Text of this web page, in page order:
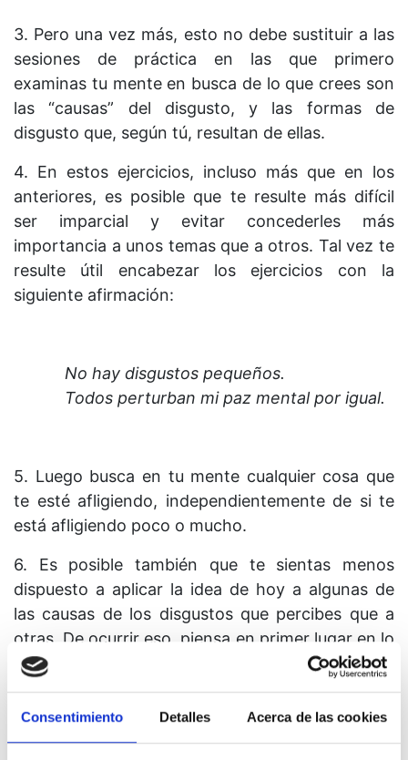
Consentimiento Detalles Acerca de las cookies
3. Pero una vez más, esto no debe sustituir a las
sesiones de práctica en las que primero
examinas tu mente en busca de lo que crees son
las “causas” del disgusto, y las formas de
disgusto que, según tú, resultan de ellas.
4. En estos ejercicios, incluso más que en los
anteriores, es posible que te resulte más difícil
ser imparcial y evitar concederles más
importancia a unos temas que a otros. Tal vez te
resulte útil encabezar los ejercicios con la
siguiente afirmación:
No hay disgustos pequeños.
Todos perturban mi paz mental por igual.
5. Luego busca en tu mente cualquier cosa que
te esté afligiendo, independientemente de si te
está afligiendo poco o mucho.
6. Es posible también que te sientas menos
dispuesto a aplicar la idea de hoy a algunas de
las causas de los disgustos que percibes que a
otras. De ocurrir eso, piensa en primer lugar en lo
siguiente:
No puedo conservar esta forma de disgusto